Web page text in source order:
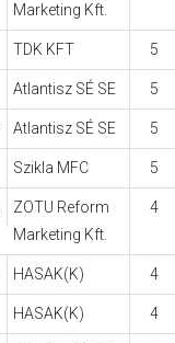
Marketing Kft.
TDK KFT 5
Atlantisz SÉ SE 5
Atlantisz SÉ SE 5
Szikla MFC 5
ZOTU Reform
Marketing Kft.
4
HASAK(K) 4
HASAK(K) 4